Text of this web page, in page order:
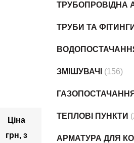
Ціна
грн, з
ТРУБОПРОВІДНА
ТРУБИ ТА ФІТИНГИ
ЗМІШУВАЧІ (156)
ГАЗОПОСТАЧАННЯ
ТЕПЛОВІ ПУНКТИ
АРМАТУРА ДЛЯ